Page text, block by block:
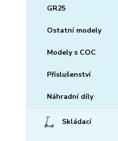
GR25
Ostatní modely
Modely s COC
Příslušenství
Náhradní díly
Skládací